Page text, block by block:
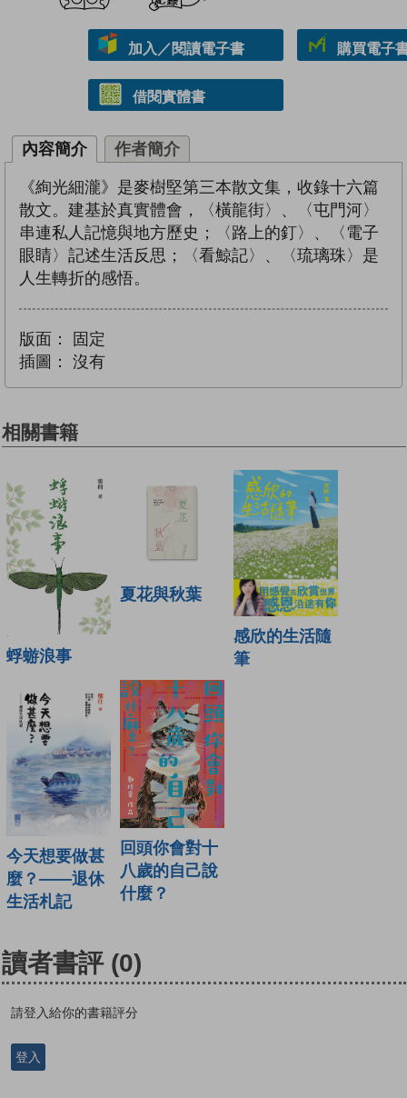
加入／閱讀電子書 購買電子
借閱實體書
內容簡介 作者簡介
《絢光細瀧》是麥樹堅第三本散文集，收錄十六篇
散文。建基於真實體會，〈橫龍街〉、〈屯門河〉
串連私人記憶與地方歷史；〈路上的釘〉、〈電子
眼睛〉記述生活反思；〈看鯨記〉、〈琉璃珠〉是
人生轉折的感悟。
版面：
固定
插圖：
沒有
相關書籍
蜉蝣浪事
夏花與秋葉
感欣的生活隨
筆
今天想要做甚
麼？——退休
生活札記
回頭你會對十
八歲的自己說
什麼？
讀者書評 (0)
請登入給你的書籍評分
登入